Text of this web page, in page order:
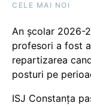
CELE MAI NOI
An școlar 2026-
profesori a fost
repartizarea
posturi pe
ISJ Constanța